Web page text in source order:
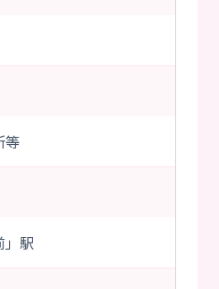
等
」駅